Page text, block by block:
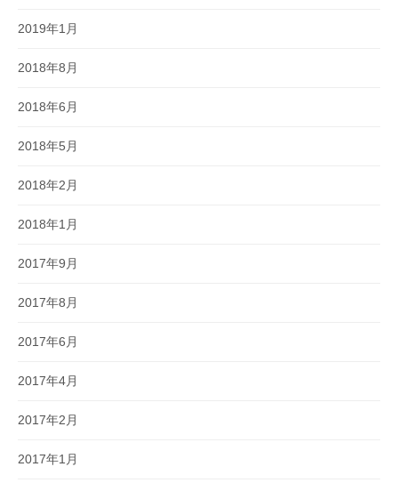
2019年1月
2018年8月
2018年6月
2018年5月
2018年2月
2018年1月
2017年9月
2017年8月
2017年6月
2017年4月
2017年2月
2017年1月